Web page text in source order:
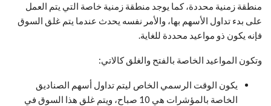
منطقة زمنية محددة، كما يوجد منطقة زمنية خاصة التي يتم العمل
على بدء تداول الأسهم بها، والأمر نفسه يحدث عندما يتم غلق السوق
فإنه يكون ذو مواعيد محددة للغاية.
وتكون المواعيد الخاصة بالفتح والغلق كالاتي:
يكون الوقت الرسمي الخاص ليتم تداول أسهم الصناديق
الخاصة بالمؤشرات هي 10 صباح، ويتم غلق هذا السوق في